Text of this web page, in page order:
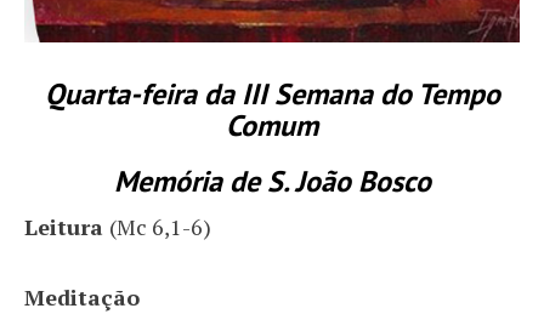
Quarta-feira da III Semana do Tempo
Comum
Memória de S. João Bosco
Leitura (Mc 6,1-6)
Meditação